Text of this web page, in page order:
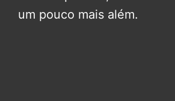
um pouco mais além.